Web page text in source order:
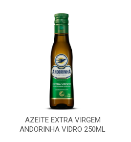
AZEITE EXTRA VIRGEM
ANDORINHA VIDRO 250ML